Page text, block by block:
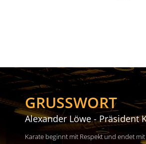
GRUSSWORT
Alexander Löwe - Präsident
Karate beginnt mit Respekt und endet